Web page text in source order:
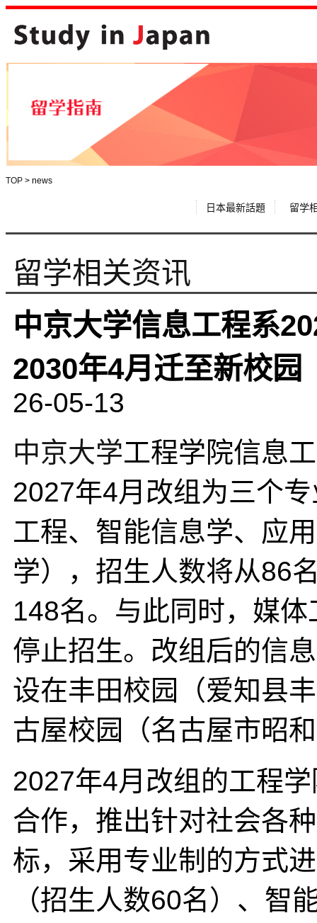
TOP > news
日本最新話題 留学
留学相关资讯
中京大学信息工程系
2030年4月迁至新校园
26-05-13
中京大学工程学院信息
2027年4月改组为三个
工程、智能信息学、应
学），招生人数将从86
148名。与此同时，媒体
停止招生。改组后的信
设在丰田校园（爱知县
古屋校园（名古屋市昭
2027年4月改组的工程
合作，推出针对社会各
标，采用专业制的方式
（招生人数60名）、智